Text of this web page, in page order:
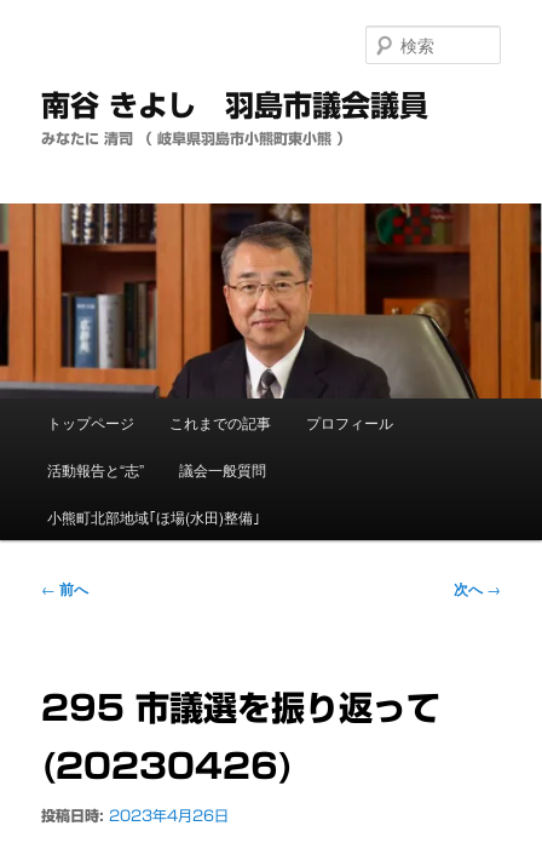
移
南谷 きよし 羽島市議会議員
みなたに 清司 （ 岐阜県羽島市小熊町東小熊 ）
索
ュ
トップページ これまでの記事 プロフィール
活動報告と“志” 議会一般質問
小熊町北部地域｢ほ場(水田)整備｣
投
ー
ョ
← 前へ 次へ→
295 市議選を振り返って
(20230426)
投稿日時: 2023年4月26日